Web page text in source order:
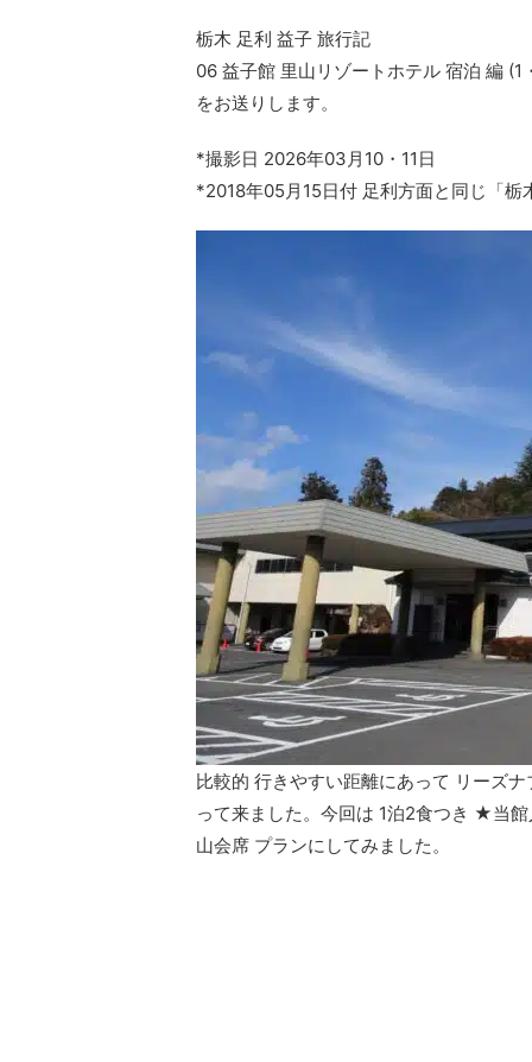
栃木 足利 益子 旅行記
06 益子館 里山リゾートホテル 宿泊 編 (1
をお送りします。
*撮影日 2026年03月10・11日
*2018年05月15日付 足利方面と同じ「栃
比較的 行きやすい距離にあって リーズ
って来ました。今回は 1泊2食つき ★当
山会席 プランにしてみました。